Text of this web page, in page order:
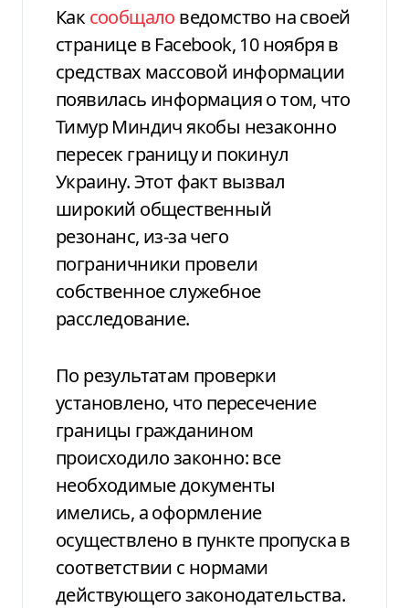
Как сообщало ведомство на своей
странице в Facebook, 10 ноября в
средствах массовой информации
появилась информация о том, что
Тимур Миндич якобы незаконно
пересек границу и покинул
Украину. Этот факт вызвал
широкий общественный
резонанс, из-за чего
пограничники провели
собственное служебное
расследование.
По результатам проверки
установлено, что пересечение
границы гражданином
происходило законно: все
необходимые документы
имелись, а оформление
осуществлено в пункте пропуска в
соответствии с нормами
действующего законодательства.